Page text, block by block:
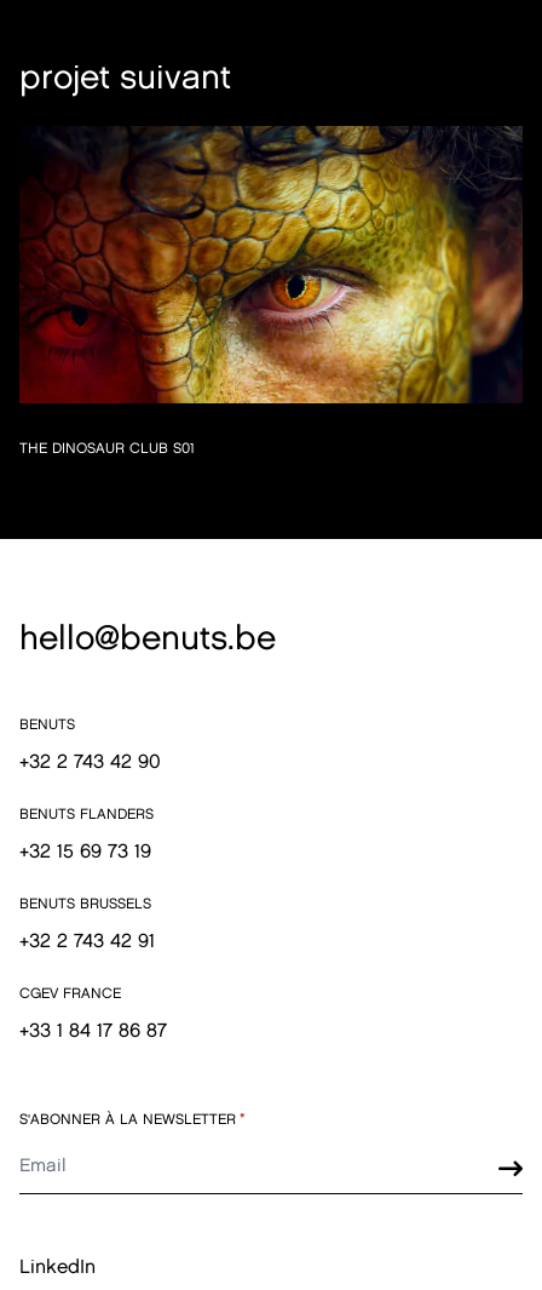
projet suivant
THE DINOSAUR CLUB S01
hello@benuts.be
BENUTS
+32 2 743 42 90
BENUTS FLANDERS
+32 15 69 73 19
BENUTS BRUSSELS
+32 2 743 42 91
CGEV FRANCE
+33 1 84 17 86 87
S'ABONNER À LA NEWSLETTER *
LinkedIn